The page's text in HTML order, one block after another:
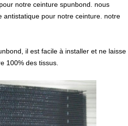
notre ceinture spunbond. nous
antistatique pour notre ceinture. notre
il est facile à installer et ne laisse
100% des tissus.